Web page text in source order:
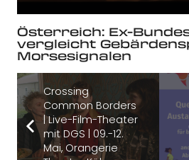
Österreich: Ex-
vergleicht
Morsesignalen
Crossing
Common Borders
| Live-Film-Theater
mit DGS | 09.-12.
Mai, Orangerie